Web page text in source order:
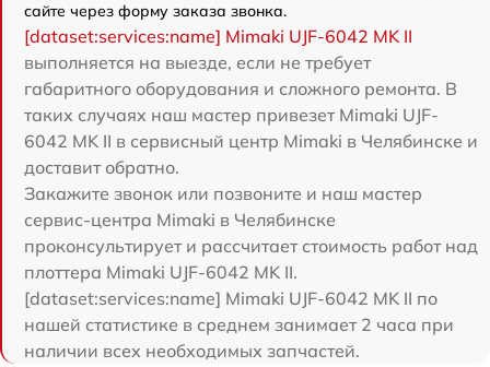
сайте через форму заказа звонка.
[dataset:services:name] Mimaki UJF-6042 MK II
выполняется на выезде, если не требует
габаритного оборудования и сложного ремонта. В
таких случаях наш мастер привезет Mimaki UJF-
6042 MK II в сервисный центр Mimaki в Челябинске и
доставит обратно.
Закажите звонок или позвоните и наш мастер
сервис-центра Mimaki в Челябинске
проконсультирует и рассчитает стоимость работ над
плоттера Mimaki UJF-6042 MK II.
[dataset:services:name] Mimaki UJF-6042 MK II по
нашей статистике в среднем занимает 2 часа при
наличии всех необходимых запчастей.